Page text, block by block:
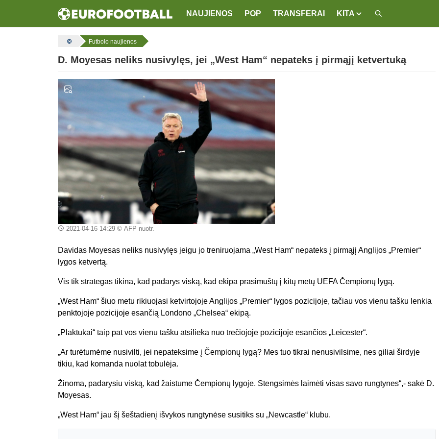
NAUJIENOS POP TRANSFERAI KITA
Futbolo naujienos
D. Moyesas neliks nusivylęs, jei „West Ham“ nepateks į pirmąjį ketvertuką
2021-04-16 14:29© AFP nuotr.
Davidas Moyesas neliks nusivylęs jeigu jo treniruojama „West Ham“ nepateks į pirmąjį Anglijos „Premier“
lygos ketvertą.
Vis tik strategas tikina, kad padarys viską, kad ekipa prasimuštų į kitų metų UEFA Čempionų lygą.
„West Ham“ šiuo metu rikiuojasi ketvirtojoje Anglijos „Premier“ lygos pozicijoje, tačiau vos vienu tašku lenkia
penktojoje pozicijoje esančią Londono „Chelsea“ ekipą.
„Plaktukai“ taip pat vos vienu tašku atsilieka nuo trečiojoje pozicijoje esančios „Leicester“.
„Ar turėtumėme nusivilti, jei nepateksime į Čempionų lygą? Mes tuo tikrai nenusivilsime, nes giliai širdyje
tikiu, kad komanda nuolat tobulėja.
Žinoma, padarysiu viską, kad žaistume Čempionų lygoje. Stengsimės laimėti visas savo rungtynes“,- sakė D.
Moyesas.
„West Ham“ jau šį šeštadienį išvykos rungtynėse susitiks su „Newcastle“ klubu.